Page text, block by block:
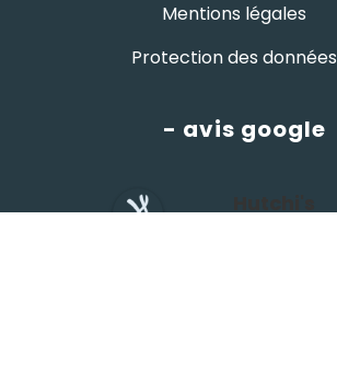
Mentions légales
Protection des données
- avis google